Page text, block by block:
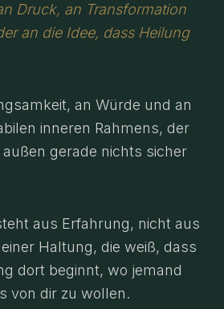
Druck, an Transformation
an die Idee, dass Heilung
an Würde und an
inneren Rahmens, der
gerade nichts sicher
aus Erfahrung, nicht aus
Haltung, die weiß, dass
dort beginnt, wo jemand
von dir zu wollen.